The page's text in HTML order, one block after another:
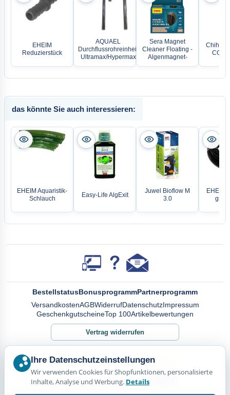
EHEIM
Reduzierstück
AQUAEL
Durchflussrohreinheit
Ultramax/Hypermax
Sera Magnet
Cleaner Floating -
Algenmagnet-
CO2
das könnte Sie auch interessieren:
EHEIM Aquaristik-
Schlauch
Easy-Life AlgExit
Juwel Bioflow M
3.0
EHEIM
grau
BestellstatusBonusprogrammPartnerprogramm
VersandkostenAGBWiderrufDatenschutzImpressum
GeschenkgutscheineTop 100Artikelbewertungen
Vertrag widerrufen
Ihre Datenschutzeinstellungen
Wir verwenden Cookies für Shopfunktionen, personalisierte
Inhalte, Analyse und Werbung. Details